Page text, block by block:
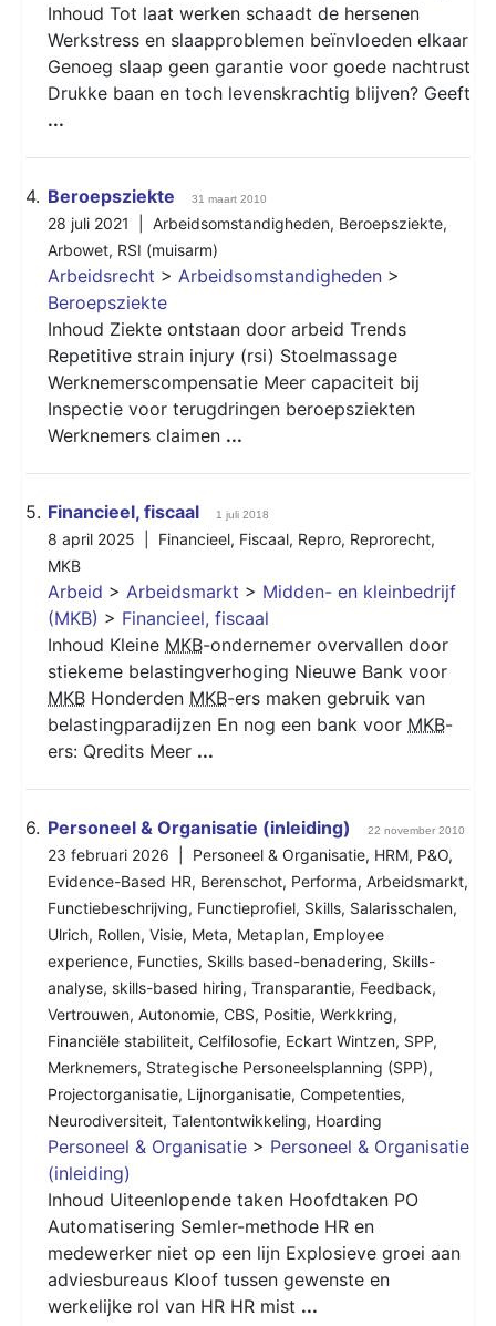
Inhoud Tot laat werken schaadt de hersenen
Werkstress en slaapproblemen beïnvloeden elkaar
Genoeg slaap geen garantie voor goede nachtrust
Drukke baan en toch levenskrachtig blijven? Geeft
...
4. Beroepsziekte 31 maart 2010
28 juli 2021 | Arbeidsomstandigheden, Beroepsziekte,
Arbowet, RSI (muisarm)
Arbeidsrecht > Arbeidsomstandigheden >
Beroepsziekte
Inhoud Ziekte ontstaan door arbeid Trends
Repetitive strain injury (rsi) Stoelmassage ​
Werknemerscompensatie Meer capaciteit bij
Inspectie voor terugdringen beroepsziekten
Werknemers claimen ...
5. Financieel, fiscaal 1 juli 2018
8 april 2025 | Financieel, Fiscaal, Repro, Reprorecht,
MKB
Arbeid > Arbeidsmarkt > Midden- en kleinbedrijf
(MKB) > Financieel, fiscaal
Inhoud Kleine MKB-ondernemer overvallen door
stiekeme belastingverhoging Nieuwe Bank voor
MKB Honderden MKB-ers maken gebruik van
belastingparadijzen En nog een bank voor MKB-
ers: Qredits Meer ...
6. Personeel & Organisatie (inleiding) 22 november 2010
23 februari 2026 | Personeel & Organisatie, HRM, P&O,
Evidence-Based HR, Berenschot, Performa, Arbeidsmarkt,
Functiebeschrijving, Functieprofiel, Skills, Salarisschalen,
Ulrich, Rollen, Visie, Meta, Metaplan, Employee
experience, Functies, Skills based-benadering, Skills-
analyse, skills-based hiring, Transparantie, Feedback,
Vertrouwen, Autonomie, CBS, Positie, Werkkring,
Financiële stabiliteit, Celfilosofie, Eckart Wintzen, SPP,
Merknemers, Strategische Personeelsplanning (SPP),
Projectorganisatie, Lijnorganisatie, Competenties,
Neurodiversiteit, Talentontwikkeling, Hoarding
Personeel & Organisatie > Personeel & Organisatie
(inleiding)
Inhoud Uiteenlopende taken Hoofdtaken PO
Automatisering Semler-methode HR en
medewerker niet op een lijn Explosieve groei aan
adviesbureaus Kloof tussen gewenste en
werkelijke rol van HR HR mist ...